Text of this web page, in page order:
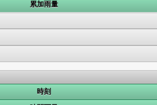
累加雨量
時刻